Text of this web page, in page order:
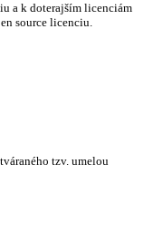
a k doterajším licenciám
source licenciu.
tzv. umelou